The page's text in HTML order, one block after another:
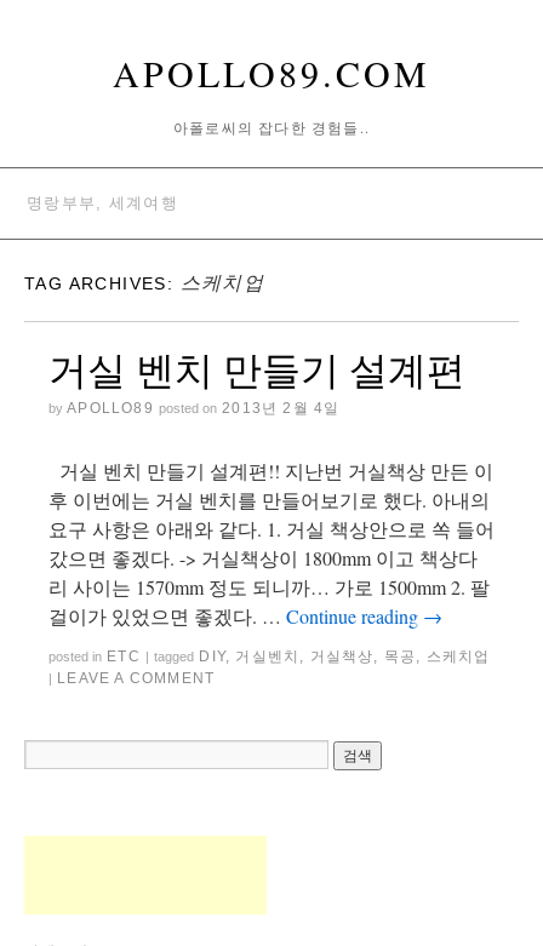
APOLLO89.COM
아폴로씨의 잡다한 경험들..
명랑부부, 세계여행
TAG ARCHIVES: 스케치업
거실 벤치 만들기 설계편
by APOLLO89 posted on 2013년 2월 4일
거실 벤치 만들기 설계편!! 지난번 거실책상 만든 이
후 이번에는 거실 벤치를 만들어보기로 했다. 아내의
요구 사항은 아래와 같다. 1. 거실 책상안으로 쏙 들어
갔으면 좋겠다. -> 거실책상이 1800mm 이고 책상다
리 사이는 1570mm 정도 되니까… 가로 1500mm 2. 팔
걸이가 있었으면 좋겠다. … Continue reading →
posted in ETC | tagged DIY, 거실벤치 , 거실책상, 목공 , 스케치업
| LEAVE A COMMENT